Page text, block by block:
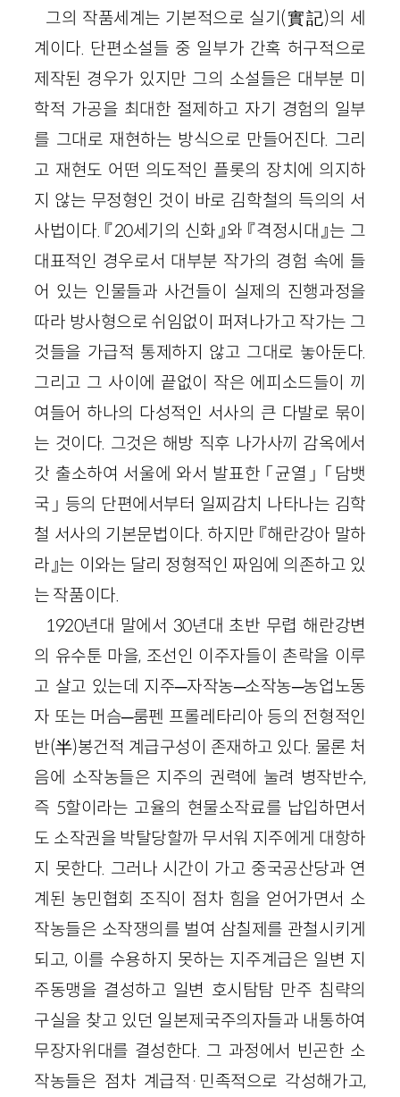
그의 작품세계는 기본적으로 실기(實記)의 세
계이다. 단편소설들 중 일부가 간혹 허구적으로
제작된 경우가 있지만 그의 소설들은 대부분 미
학적 가공을 최대한 절제하고 자기 경험의 일부
를 그대로 재현하는 방식으로 만들어진다. 그리
고 재현도 어떤 의도적인 플롯의 장치에 의지하
지 않는 무정형인 것이 바로 김학철의 득의의 서
사법이다. 『20세기의 신화』와 『격정시대』는 그
대표적인 경우로서 대부분 작가의 경험 속에 들
어 있는 인물들과 사건들이 실제의 진행과정을
따라 방사형으로 쉬임없이 퍼져나가고 작가는 그
것들을 가급적 통제하지 않고 그대로 놓아둔다.
그리고 그 사이에 끝없이 작은 에피소드들이 끼
여들어 하나의 다성적인 서사의 큰 다발로 묶이
는 것이다. 그것은 해방 직후 나가사끼 감옥에서
갓 출소하여 서울에 와서 발표한 「균열」 「담뱃
국」 등의 단편에서부터 일찌감치 나타나는 김학
철 서사의 기본문법이다. 하지만 『해란강아 말하
라』는 이와는 달리 정형적인 짜임에 의존하고 있
는 작품이다.
1920년대 말에서 30년대 초반 무렵 해란강변
의 유수툰 마을, 조선인 이주자들이 촌락을 이루
고 살고 있는데 지주─자작농─소작농─농업노동
자 또는 머슴─룸펜 프롤레타리아 등의 전형적인
반(半)봉건적 계급구성이 존재하고 있다. 물론 처
음에 소작농들은 지주의 권력에 눌려 병작반수,
즉 5할이라는 고율의 현물소작료를 납입하면서
도 소작권을 박탈당할까 무서워 지주에게 대항하
지 못한다. 그러나 시간이 가고 중국공산당과 연
계된 농민협회 조직이 점차 힘을 얻어가면서 소
작농들은 소작쟁의를 벌여 삼칠제를 관철시키게
되고, 이를 수용하지 못하는 지주계급은 일변 지
주동맹을 결성하고 일변 호시탐탐 만주 침략의
구실을 찾고 있던 일본제국주의자들과 내통하여
무장자위대를 결성한다. 그 과정에서 빈곤한 소
작농들은 점차 계급적·민족적으로 각성해가고,